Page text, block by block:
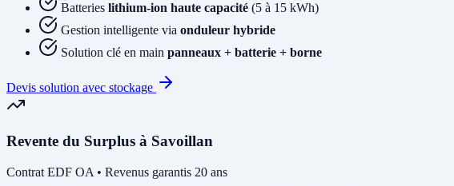
Batteries lithium-ion haute capacité (5 à 15 kWh)
Gestion intelligente via onduleur hybride
Solution clé en main panneaux + batterie + borne
Devis solution avec stockage
Revente du Surplus à Savoillan
Contrat EDF OA • Revenus garantis 20 ans